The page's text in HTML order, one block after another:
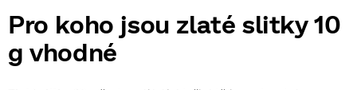
Pro koho jsou zlaté slitky 10
g vhodné